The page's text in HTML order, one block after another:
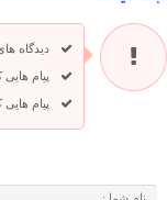
دیدگاه
پیام
پیام